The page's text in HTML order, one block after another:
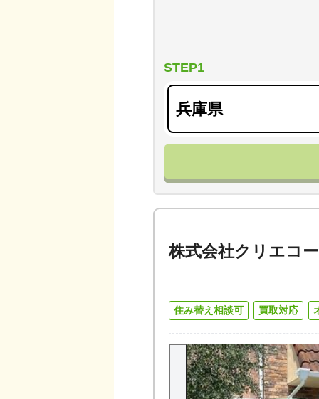
STEP1
株式会社クリエコ
住み替え相談可 買取対応